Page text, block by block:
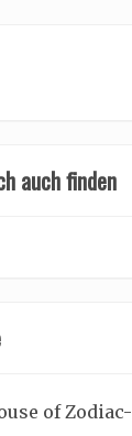
auch finden
of Zodiac-